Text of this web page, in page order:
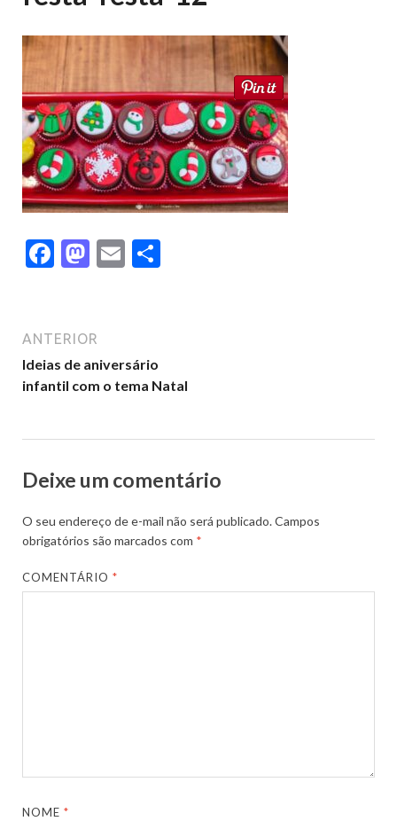
F
b
o
o
M
d
o
n
E
ANTERIOR
Ideias de aniversário
infantil com o tema Natal
Deixe um comentário
O seu endereço de e-mail não será publicado.Campos
obrigatórios são marcados com *
COMENTÁRIO*
NOME*